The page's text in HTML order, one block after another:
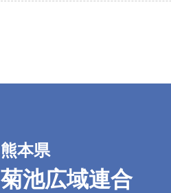
熊本県
菊池広域連合